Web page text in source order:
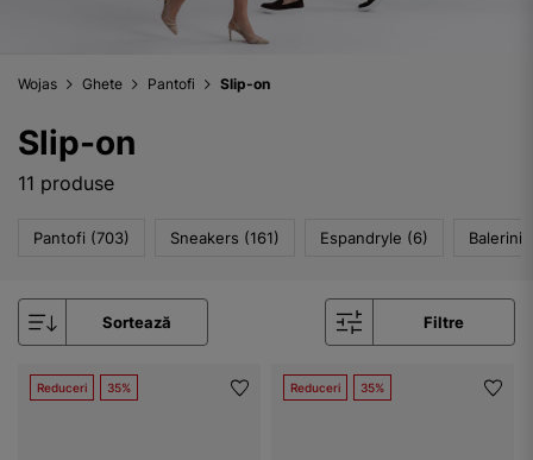
Wojas Ghete Pantofi Slip-on
Slip-on
11 produse
Pantofi (703) Sneakers (161) Espandryle (6) Balerini
Sortează Filtre
Reduceri 35% Reduceri 35%